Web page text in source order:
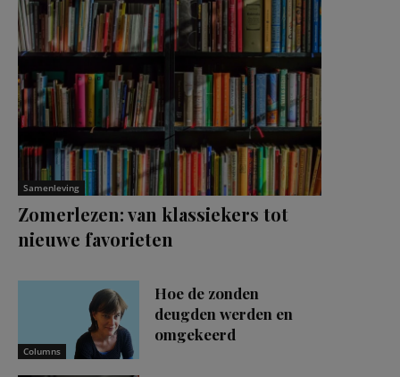
Samenleving
Zomerlezen: van klassiekers tot
nieuwe favorieten
Columns
Hoe de zonden
deugden werden en
omgekeerd